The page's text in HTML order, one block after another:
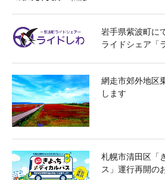
岩手県紫波町に
ライドシェア「
網走市郊外地区
します
札幌市清田区「
ス」運行再開の